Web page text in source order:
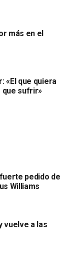
más en el
«El que quiera
que sufrir»
pedido de
Williams
vuelve a las